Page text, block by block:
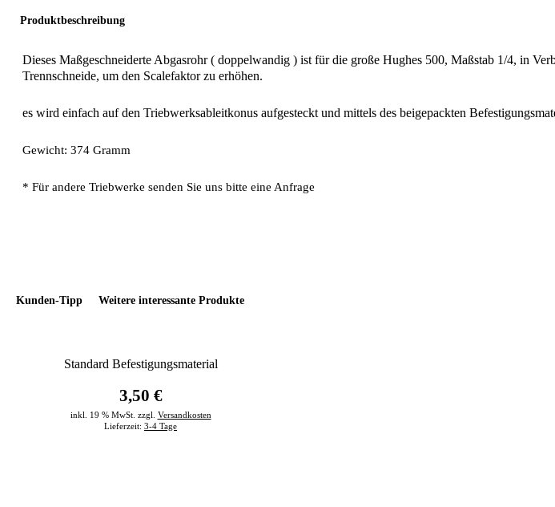
Produktbeschreibung
Dieses Maßgeschneiderte Abgasrohr ( doppelwandig ) ist für die große Hughes 500, Maßstab 1/4, in
Trennschneide, um den Scalefaktor zu erhöhen.
es wird einfach auf den Triebwerksableitkonus aufgesteckt und mittels des beigepackten
Gewicht: 374 Gramm
* Für andere Triebwerke senden Sie uns bitte eine Anfrage
Kunden-Tipp Weitere interessante Produkte
Standard Befestigungsmaterial
3,50 €
inkl. 19 % MwSt. zzgl. Versandkosten
Lieferzeit: 3-4 Tage